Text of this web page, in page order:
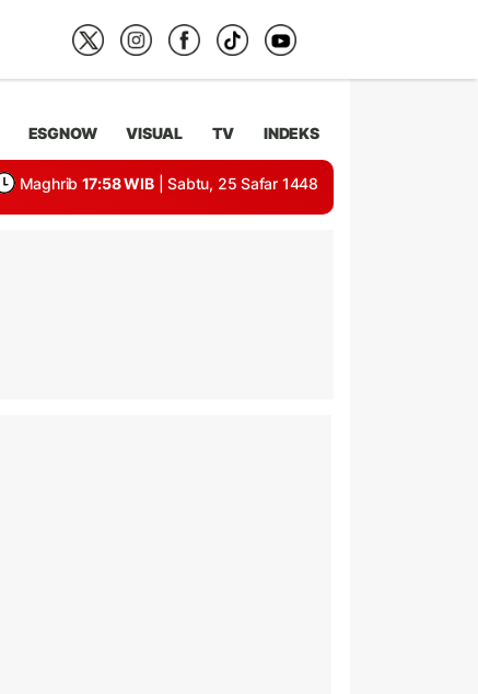
ESGNOW VISUAL TV INDEKS
Maghrib 17:58 WIB | Sabtu, 25 Safar 1448